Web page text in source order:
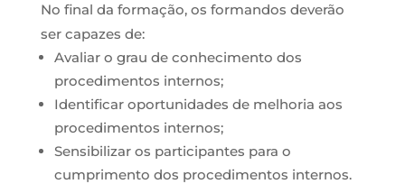
No final da formação, os formandos deverão
ser capazes de:
Avaliar o grau de conhecimento dos
procedimentos internos;
Identificar oportunidades de melhoria aos
procedimentos internos;
Sensibilizar os participantes para o
cumprimento dos procedimentos internos.